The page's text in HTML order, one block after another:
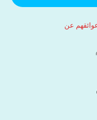
عن